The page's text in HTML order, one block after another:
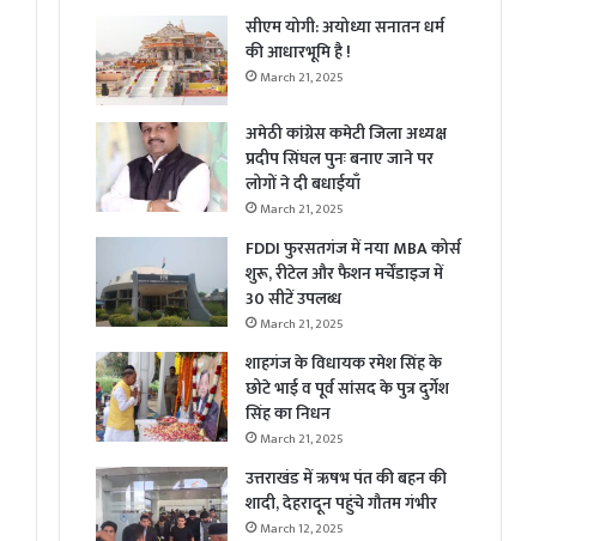
सीएम योगी: अयोध्या सनातन धर्म
की आधारभूमि है !
March 21, 2025
अमेठी कांग्रेस कमेटी जिला अध्यक्ष
प्रदीप सिंघल पुनः बनाए जाने पर
लोगों ने दी बधाईयाँ
March 21, 2025
FDDI फुरसतगंज में नया MBA कोर्स
शुरू, रीटेल और फैशन मर्चेंडाइज में
30 सीटें उपलब्ध
March 21, 2025
शाहगंज के विधायक रमेश सिंह के
छोटे भाई व पूर्व सांसद के पुत्र दुर्गेश
सिंह का निधन
March 21, 2025
उत्तराखंड में ऋषभ पंत की बहन की
शादी, देहरादून पहुंचे गौतम गंभीर
March 12, 2025